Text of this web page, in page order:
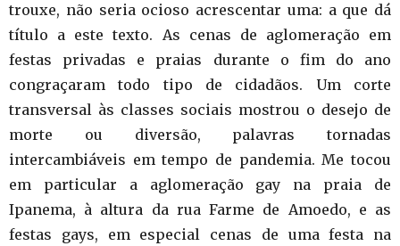
trouxe, não seria ocioso acrescentar uma: a que dá
título a este texto. As cenas de aglomeração em
festas privadas e praias durante o fim do ano
congraçaram todo tipo de cidadãos. Um corte
transversal às classes sociais mostrou o desejo de
morte ou diversão, palavras tornadas
intercambiáveis em tempo de pandemia. Me tocou
em particular a aglomeração gay na praia de
Ipanema, à altura da rua Farme de Amoedo, e as
festas gays, em especial cenas de uma festa na